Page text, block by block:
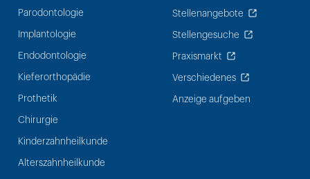
Parodontologie
Implantologie
Endodontologie
Kieferorthopädie
Prothetik
Chirurgie
Kinderzahnheilkunde
Alterszahnheilkunde
Stellenangebote
Stellengesuche
Praxismarkt
Verschiedenes
Anzeige aufgeben